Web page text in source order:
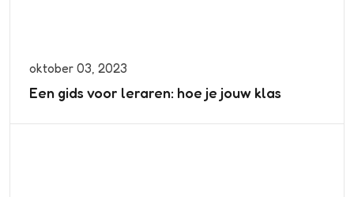
oktober 03, 2023
Een gids voor leraren: hoe je jouw klas